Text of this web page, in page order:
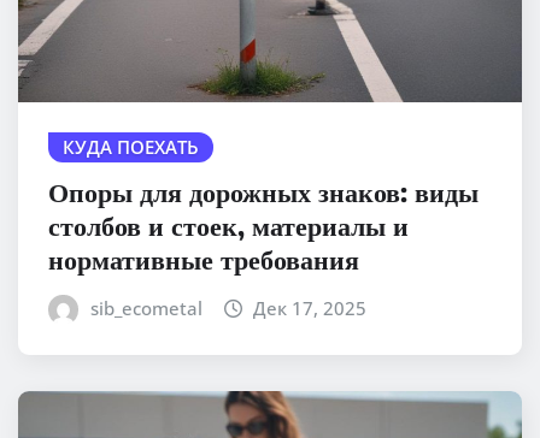
КУДА ПОЕХАТЬ
Опоры для дорожных знаков: виды
столбов и стоек, материалы и
нормативные требования
sib_ecometal Дек 17, 2025